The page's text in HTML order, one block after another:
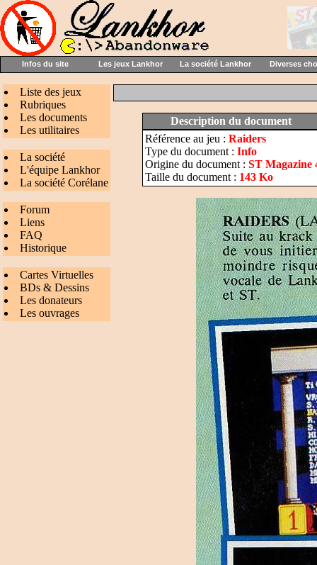
Infos du site Les jeux Lankhor La société Lankhor Diverses
Liste des jeux
Rubriques
Les documents
Les utilitaires
La société
L'équipe Lankhor
La société Corélane
Forum
Liens
FAQ
Historique
Cartes Virtuelles
BDs & Dessins
Les donateurs
Les ouvrages
Description du document
Référence au jeu : Raiders
Type du document : Info
Origine du document : ST Magazine
Taille du document : 143 Ko